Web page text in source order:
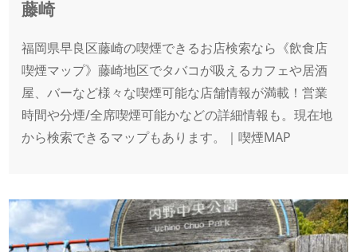
藤崎
福岡県早良区藤崎の喫煙できるお店検索なら《飲食店
喫煙マップ》藤崎地区でタバコが吸えるカフェや居酒
屋、バーなど様々な喫煙可能な店舗情報が満載！営業
時間や分煙/全席喫煙可能かなどの詳細情報も。現在地
から検索できるマップもあります。｜喫煙MAP